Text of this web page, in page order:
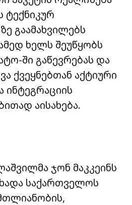
გაამახვილებს
ხელს შეუწყობს
ში გაწევრებას და
ქვეყნებთან აქტიური
აისახება.
ჯონ მაკკეინს
საქართველოს